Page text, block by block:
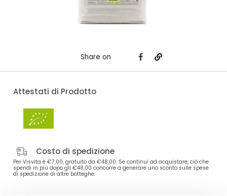
Share on
Attestati di Prodotto
Costo di spedizione
Per Visvita è €7,00, gratuito da €48,00. Se continui ad acquistare, ciò che
spendi in più dopo gli €48,00 concorre a generare uno sconto sulle spese
di spedizione di altre botteghe.